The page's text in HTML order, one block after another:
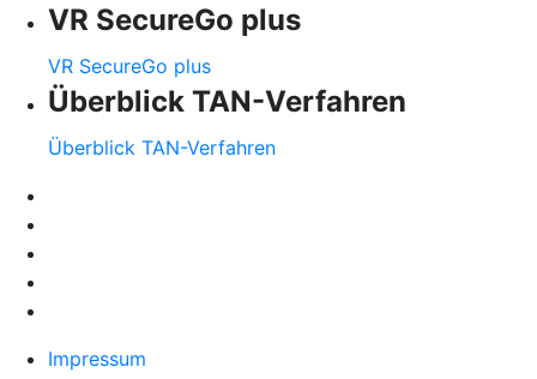
VR SecureGo plus
VR SecureGo plus
Überblick TAN-Verfahren
Überblick TAN-Verfahren
Impressum